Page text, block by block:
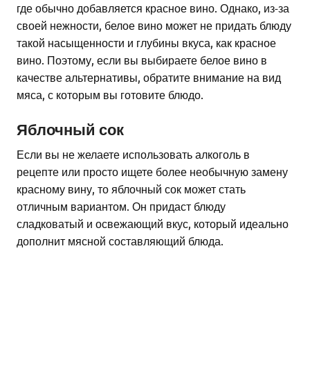
где обычно добавляется красное вино. Однако, из-за
своей нежности, белое вино может не придать блюду
такой насыщенности и глубины вкуса, как красное
вино. Поэтому, если вы выбираете белое вино в
качестве альтернативы, обратите внимание на вид
мяса, с которым вы готовите блюдо.
Яблочный сок
Если вы не желаете использовать алкоголь в
рецепте или просто ищете более необычную замену
красному вину, то яблочный сок может стать
отличным вариантом. Он придаст блюду
сладковатый и освежающий вкус, который идеально
дополнит мясной составляющий блюда.